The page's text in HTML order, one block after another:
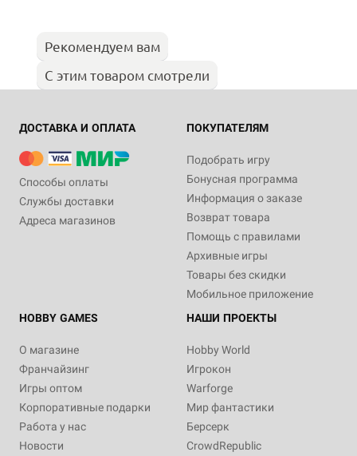
Рекомендуем вам
С этим товаром смотрели
ДОСТАВКА И ОПЛАТА
Способы оплаты
Службы доставки
Адреса магазинов
ПОКУПАТЕЛЯМ
Подобрать игру
Бонусная программа
Информация о заказе
Возврат товара
Помощь с правилами
Архивные игры
Товары без скидки
Мобильное приложение
HOBBY GAMES
О магазине
Франчайзинг
Игры оптом
Корпоративные подарки
Работа у нас
Новости
НАШИ ПРОЕКТЫ
Hobby World
Игрокон
Warforge
Мир фантастики
Берсерк
CrowdRepublic